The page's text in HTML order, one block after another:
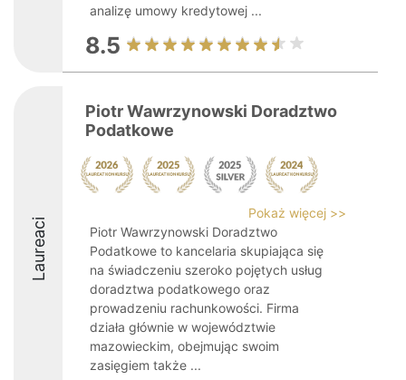
analizę umowy kredytowej ...
8.5
Laureaci
Piotr Wawrzynowski Doradztwo
Podatkowe
Pokaż więcej >>
Piotr Wawrzynowski Doradztwo
Podatkowe to kancelaria skupiająca się
na świadczeniu szeroko pojętych usług
doradztwa podatkowego oraz
prowadzeniu rachunkowości. Firma
działa głównie w województwie
mazowieckim, obejmując swoim
zasięgiem także ...